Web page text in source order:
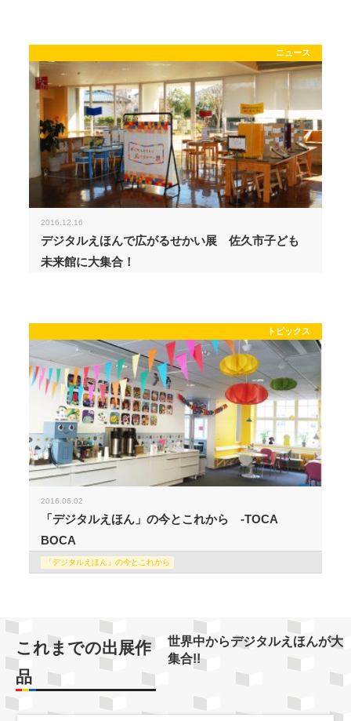
ニュース
2016.12.16
デジタルえほんで広がるせかい展 佐久市子ども
未来館に大集合！
トピックス
2016.06.02
「デジタルえほん」の今とこれから -TOCA
BOCA
「デジタルえほん」の今とこれから
これまでの出展作
品
世界中からデジタルえほんが大
集合!!